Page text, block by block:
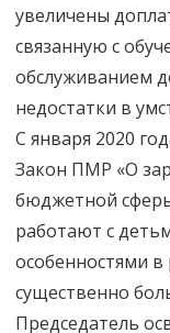
увеличены
связанную с
обслуживанием
недостатки в
С января 2020
Закон ПМР «О
бюджетной
работают с
особенностями в
существенно
Председатель